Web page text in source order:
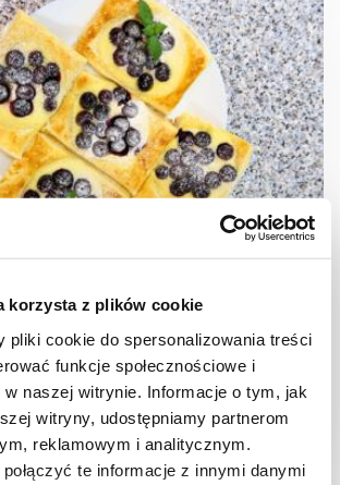
korzysta z plików cookie
pliki cookie do spersonalizowania treści
funkcje społecznościowe i
w naszej witrynie. Informacje o tym, jak
witryny, udostępniamy partnerom
reklamowym i analitycznym.
te informacje z innymi danymi
z borówkami + film
30 min. 1531 kcal 8